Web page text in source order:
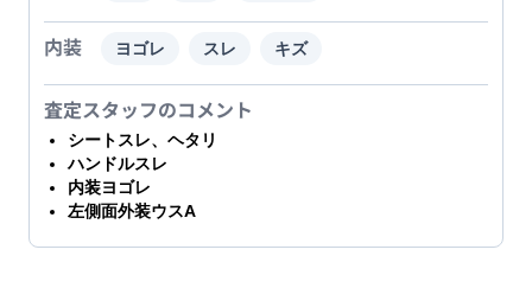
内装 ヨゴレ スレ キズ
査定スタッフのコメント
シートスレ、ヘタリ
ハンドルスレ
内装ヨゴレ
左側面外装ウスA